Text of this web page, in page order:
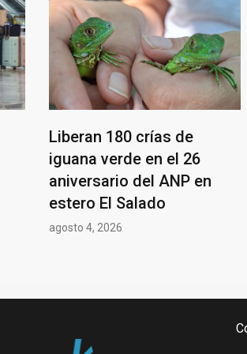
Liberan 180 crías de
iguana verde en el 26
aniversario del ANP en
estero El Salado
agosto 4, 2026